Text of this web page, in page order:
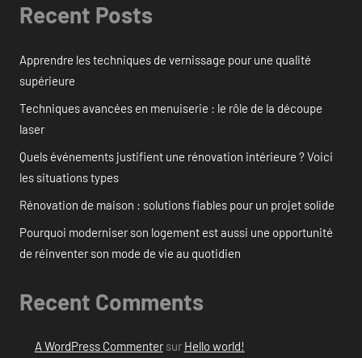
Recent Posts
Apprendre les techniques de vernissage pour une qualité
supérieure
Techniques avancées en menuiserie : le rôle de la découpe
laser
Quels événements justifient une rénovation intérieure ? Voici
les situations types
Rénovation de maison : solutions fiables pour un projet solide
Pourquoi moderniser son logement est aussi une opportunité
de réinventer son mode de vie au quotidien
Recent Comments
A WordPress Commentersur Hello world!